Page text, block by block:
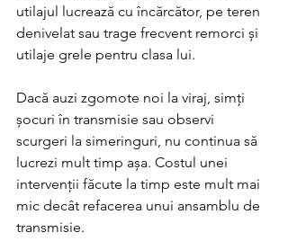
utilajul lucrează cu încărcător, pe teren
denivelat sau trage frecvent remorci și
utilaje grele pentru clasa lui.
Dacă auzi zgomote noi la viraj, simți
șocuri în transmisie sau observi
scurgeri la simeringuri, nu continua să
lucrezi mult timp așa. Costul unei
intervenții făcute la timp este mult mai
mic decât refacerea unui ansamblu de
transmisie.